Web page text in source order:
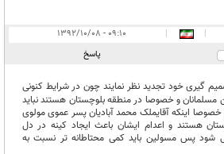
|
|
۰۹:۱۰ - ۱۳۹۲/۱۰/۰۸
پاسخ
گیری خود تجدید نظر نمایند چون در شرایط کنونی
مسلمانان و خصوصا در منطقه بلوچستان هستند نباید
خصوصا اینکه آقایملک محمد آبادیان پسر عموی مولوی
هستند و اعدام ایشان باعث ایجاد کینه در دل
شود پس مسولین باید کمی محتاطانه تر نسبت به